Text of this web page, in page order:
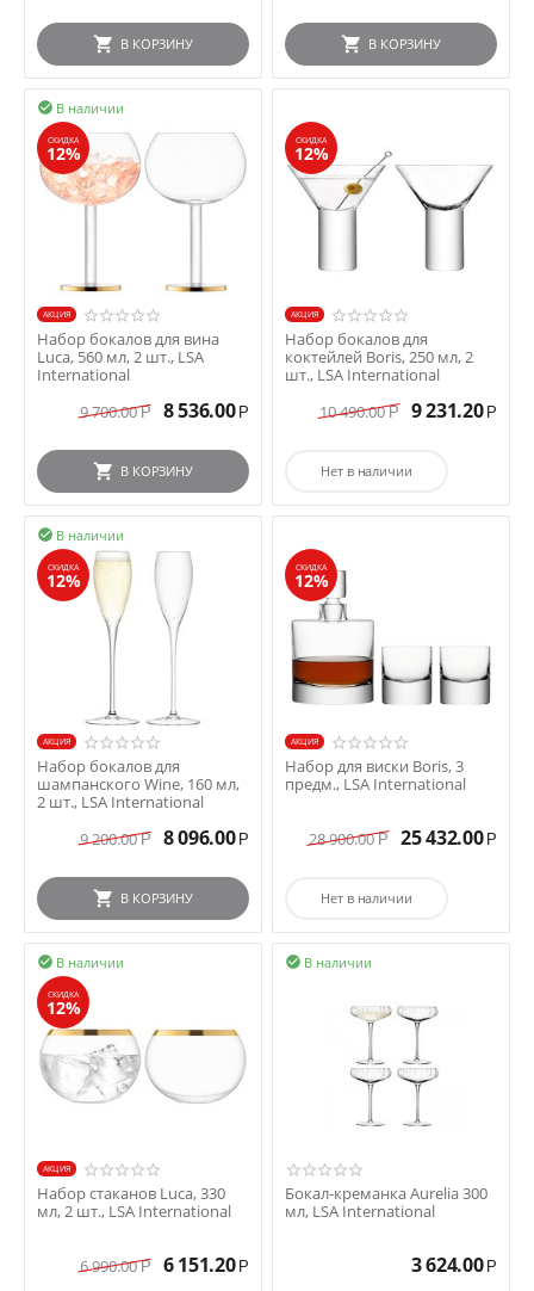
В КОРЗИНУ В КОРЗИНУ
В наличии

СКИДКА
12%
AКЦИЯ
Набор бокалов для вина
Luca, 560 мл, 2 шт., LSA
International
9 700.00 Р 8 536.00 Р
В КОРЗИНУ
СКИДКА
12%
AКЦИЯ
Набор бокалов для
коктейлей Boris, 250 мл, 2
шт., LSA International
10 490.00 Р 9 231.20 Р
Нет в наличии
В наличии

СКИДКА
12%
AКЦИЯ
Набор бокалов для
шампанского Wine, 160 мл,
2 шт., LSA International
9 200.00 Р 8 096.00 Р
В КОРЗИНУ
СКИДКА
12%
AКЦИЯ
Набор для виски Boris, 3
предм., LSA International
28 900.00 Р 25 432.00 Р
Нет в наличии
В наличии

СКИДКА
12%
AКЦИЯ
Набор стаканов Luca, 330
мл, 2 шт., LSA International
6 990.00 Р 6 151.20 Р
В наличии

Бокал-креманка Aurelia 300
мл, LSA International
3 624.00 Р